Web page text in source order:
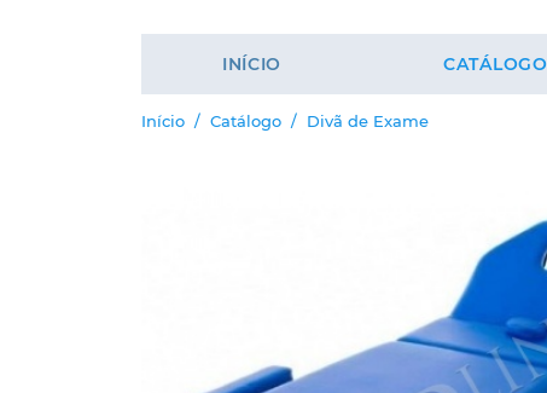
INÍCIO CATÁLOGO
Início Catálogo Divã de Exame